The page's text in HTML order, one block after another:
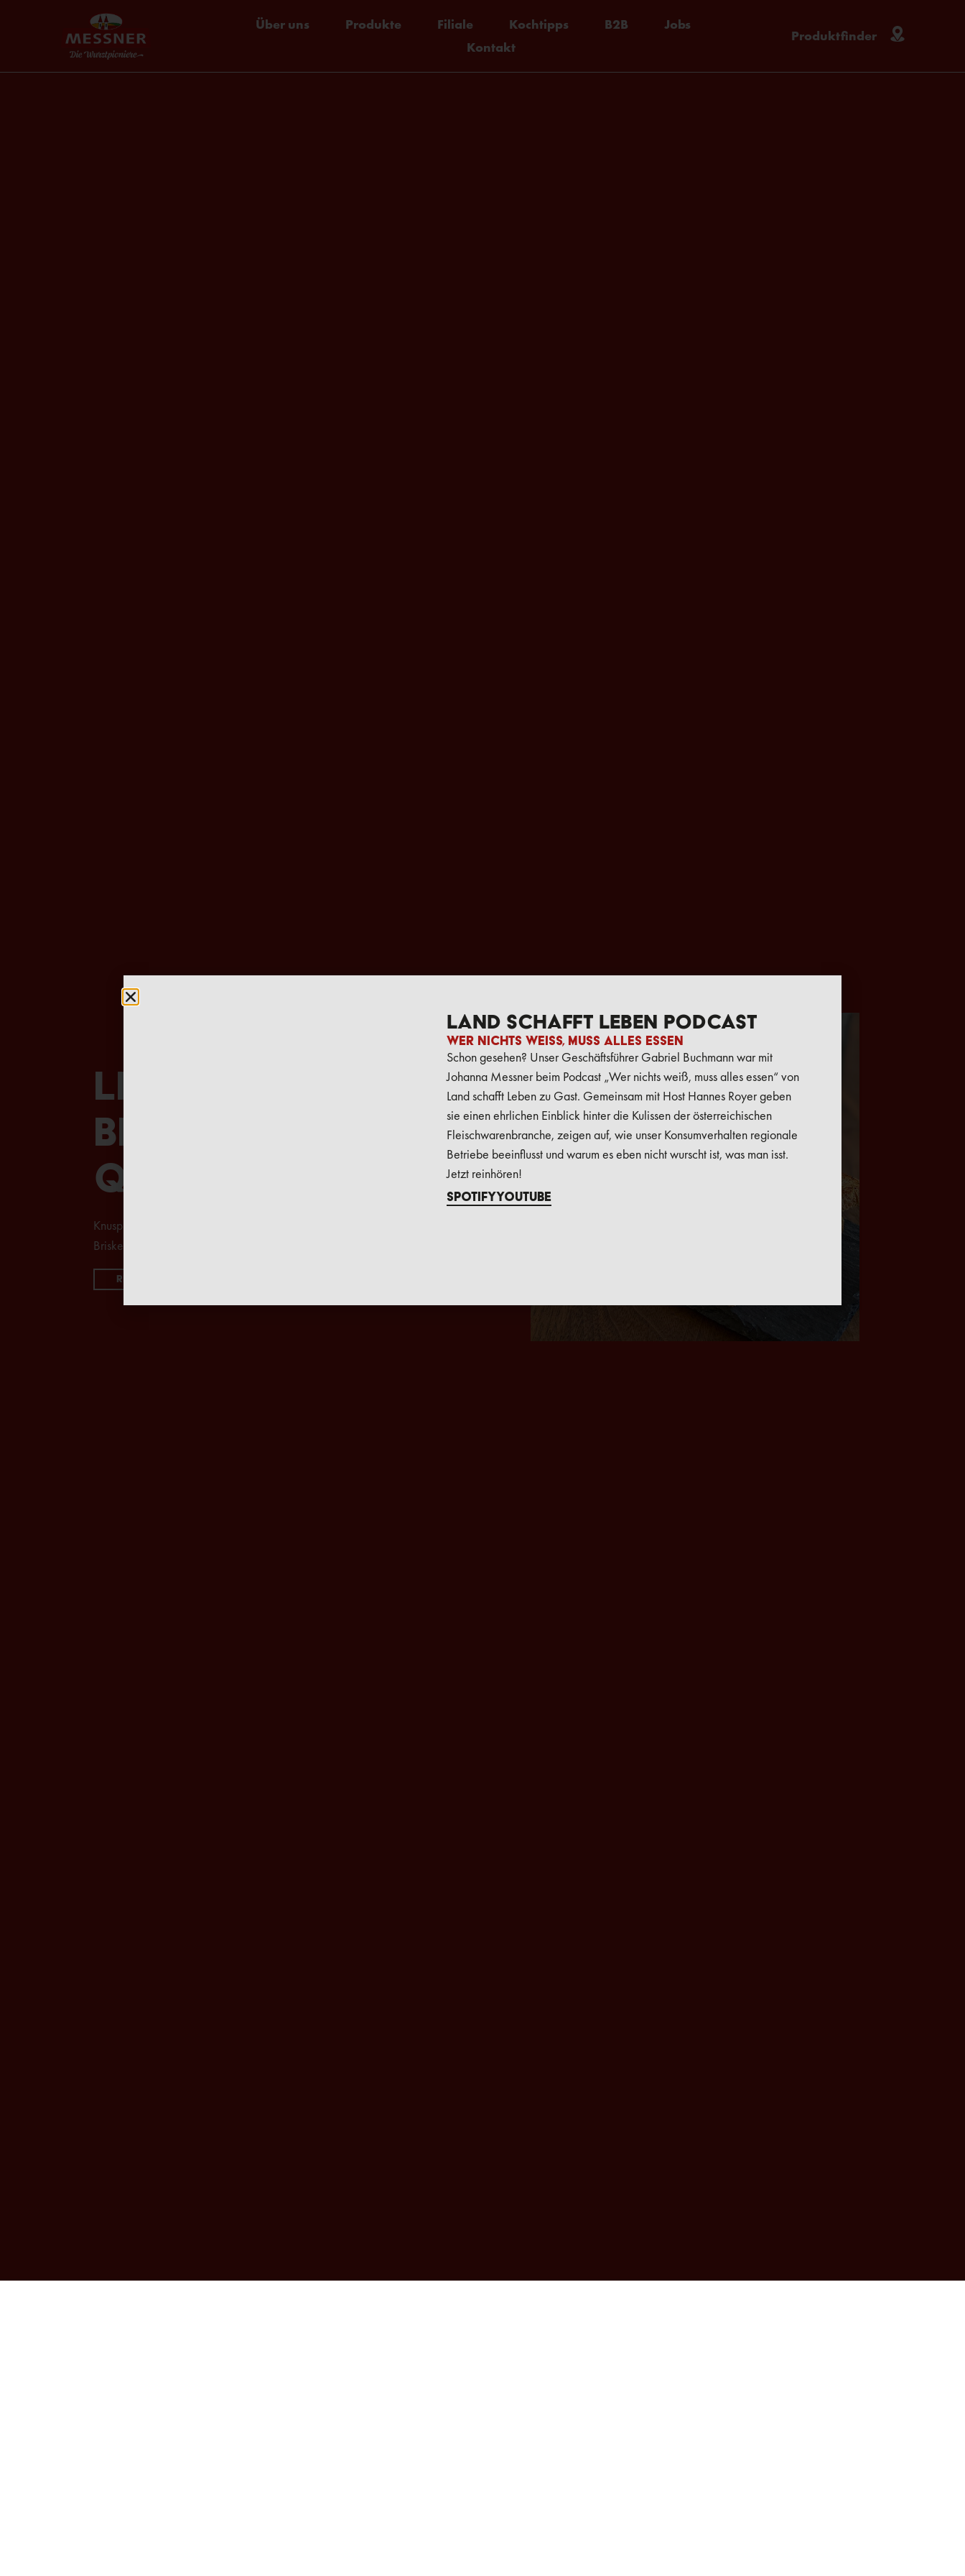
Über uns Produkte Filiale Kochtipps B2B
Jobs
Kontakt
Produktfinder
Leckere
Beef-Brisket
Quesadilla
Knusprig, schmackhaft und einfach zuzubreiten! So könntest du Messner Beef
Brisket verkochen und servieren.
Rezept
Land schafft Leben Podcast
Wer nichts weiß, muss alles essen
Schon gesehen? Unser Geschäftsführer Gabriel Buchmann war mit
Johanna Messner beim Podcast „Wer nichts weiß, muss alles essen“ von
Land schafft Leben zu Gast. Gemeinsam mit Host Hannes Royer geben
sie einen ehrlichen Einblick hinter die Kulissen der österreichischen
Fleischwarenbranche, zeigen auf, wie unser Konsumverhalten regionale
Betriebe beeinflusst und warum es eben nicht wurscht ist, was man isst.
Jetzt reinhören!
SpotifyYoutube